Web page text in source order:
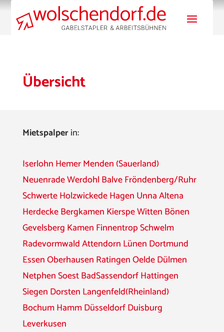
Übersicht
Mietspalperin:
Iserlohn HemerMenden (Sauerland)
NeuenradeWerdohl BalveFröndenberg/Ruhr
SchwerteHolzwickedeHagen UnnaAltena
HerdeckeBergkamen KierspeWitten Bönen
Gevelsberg Kamen FinnentropSchwelm
RadevormwaldAttendorn Lünen Dortmund
EssenOberhausen RatingenOeldeDülmen
NetphenSoestBadSassendorfHattingen
Siegen Dorsten Langenfeld(Rheinland)
BochumHammDüsseldorfDuisburg
Leverkusen